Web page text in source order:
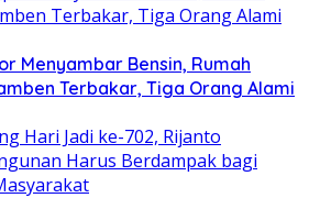
Menyambar Bensin, Rumah
Terbakar, Tiga Orang Alami